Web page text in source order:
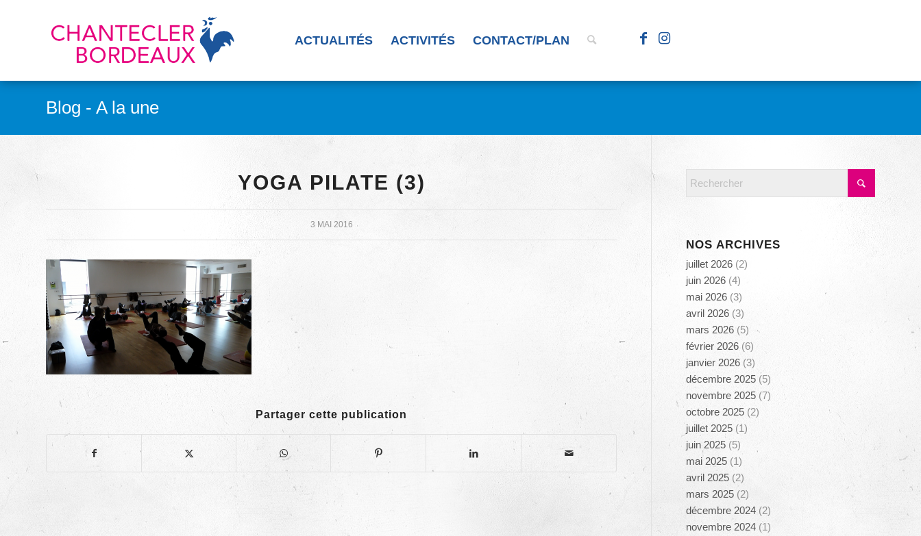
ACTUALITÉS ACTIVITÉS CONTACT/PLAN
Blog - A la une
YOGA PILATE (3)
3 MAI 2016
Partager cette publication
NOS ARCHIVES
juillet 2026 (2)
juin 2026 (4)
mai 2026 (3)
avril 2026 (3)
mars 2026 (5)
février 2026 (6)
janvier 2026 (3)
décembre 2025 (5)
novembre 2025 (7)
octobre 2025 (2)
juillet 2025 (1)
juin 2025 (5)
mai 2025 (1)
avril 2025 (2)
mars 2025 (2)
décembre 2024 (2)
novembre 2024 (1)